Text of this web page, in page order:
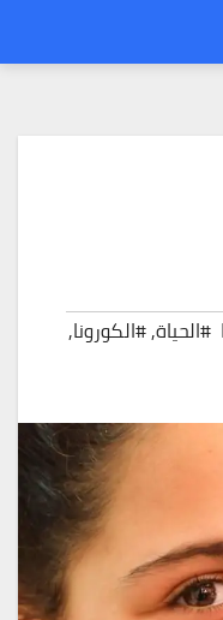
#الحياة,#الكورونا,